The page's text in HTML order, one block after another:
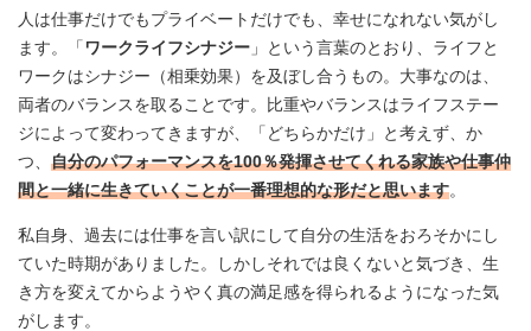
人は仕事だけでもプライベートだけでも、幸せになれない気がし
ます。「 ワークライフシナジー 」という言葉のとおり、ライフと
ワークはシナジー（相乗効果）を及ぼし合うもの。大事なのは、
両者のバランスを取ることです。比重やバランスはライフステー
ジによって変わってきますが、「どちらかだけ」と考えず、か
つ、 自分のパフォーマンスを100％発揮させてくれる家族や仕事仲
間と一緒に生きていくことが一番理想的な形だと思います。
私自身、過去には仕事を言い訳にして自分の生活をおろそかにし
ていた時期がありました。しかしそれでは良くないと気づき、生
き方を変えてからようやく真の満足感を得られるようになった気
がします。